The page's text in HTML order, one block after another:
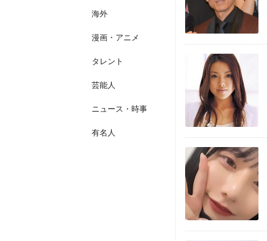
海外
漫画・アニメ
タレント
芸能人
ニュース・時事
有名人